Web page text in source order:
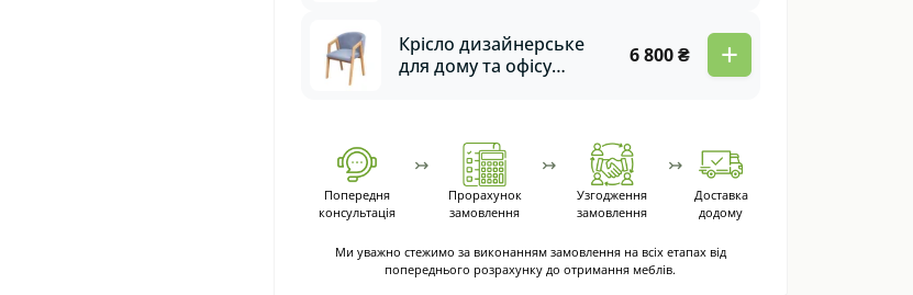
дубовими вставками
Brooklyn
Крісло дизайнерське
для дому та офісу
6 800 ₴ +
Попередня
консультація
↣
Прорахунок
замовлення
↣
Узгодження
замовлення
↣
Доставка
додому
Ми уважно стежимо за виконанням замовлення на всіх етапах від
попереднього розрахунку до отримання меблів.